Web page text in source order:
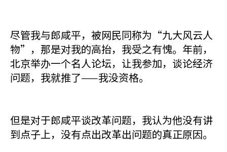
尽管我与郎咸平，被网民同称为“九大风云人
物”，那是对我的高抬，我受之有愧。年前，
北京举办一个名人论坛，让我参加，谈论经济
问题，我就推了——我没资格。
但是对于郎咸平谈改革问题，我认为他没有讲
到点子上，没有点出改革出问题的真正原因。